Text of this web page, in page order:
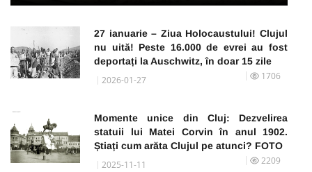
27 ianuarie – Ziua Holocaustului! Clujul
nu uită! Peste 16.000 de evrei au fost
deportați la Auschwitz, în doar 15 zile
2026-01-27 1706
Momente unice din Cluj: Dezvelirea
statuii lui Matei Corvin în anul 1902.
Știați cum arăta Clujul pe atunci? FOTO
2025-11-11 2209